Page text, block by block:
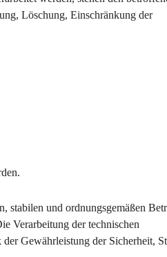
Löschung, Einschränkung der
stabilen und ordnungsgemäßen
Verarbeitung der technischen
der Gewährleistung der Sicherheit,